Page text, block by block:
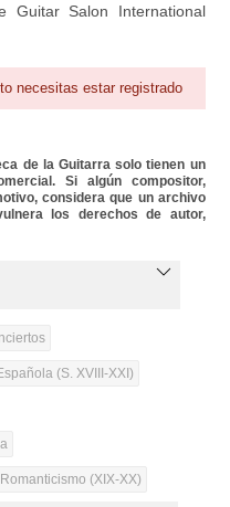
Guitar Salon International
necesitas estar registrado
de la Guitarra solo tienen un
Si algún compositor,
considera que un archivo
los derechos de autor,
(S. XVIII-XXI)
Romanticismo (XIX-XX)